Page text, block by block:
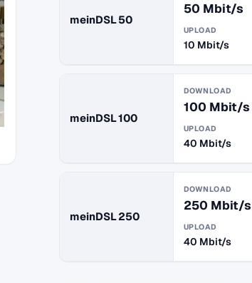
meinDSL 50
50 Mbit/s
UPLOAD
10 Mbit/s
meinDSL 100
DOWNLOAD
100 Mbit/s
UPLOAD
40 Mbit/s
meinDSL 250
DOWNLOAD
250 Mbit/s
UPLOAD
40 Mbit/s